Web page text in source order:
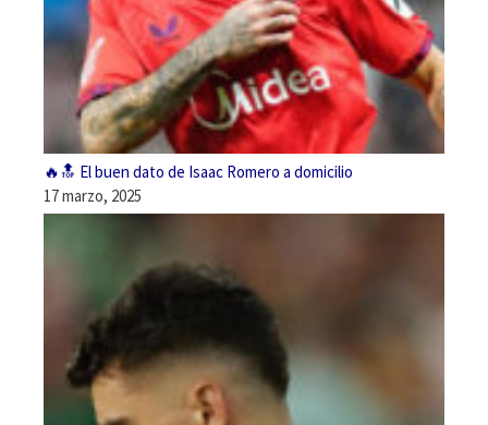
🔥🔝 El buen dato de Isaac Romero a domicilio
17 marzo, 2025